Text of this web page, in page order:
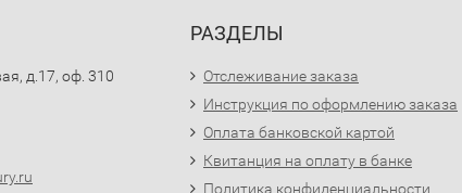
д.17, оф. 310
РАЗДЕЛЫ
Отслеживание заказа
Инструкция по оформлению заказа
Оплата банковской картой
Квитанция на оплату в банке
Политика конфиденциальности